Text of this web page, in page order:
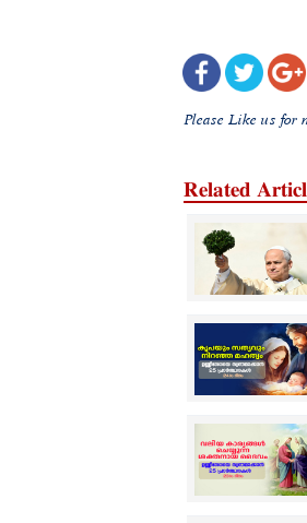
Please Like us for
Related